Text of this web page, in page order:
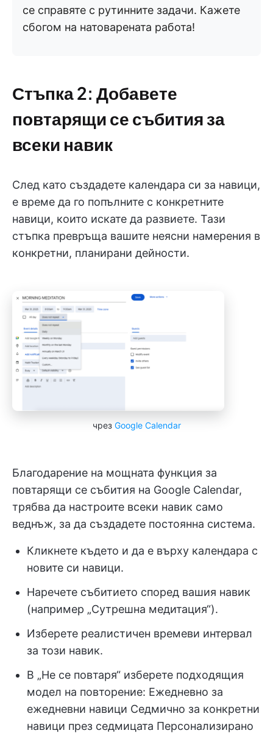
се справяте с рутинните задачи. Кажете
сбогом на натоварената работа!
Стъпка 2: Добавете
повтарящи се събития за
всеки навик
След като създадете календара си за навици,
е време да го попълните с конкретните
навици, които искате да развиете. Тази
стъпка превръща вашите неясни намерения в
конкретни, планирани дейности.
чрез Google Calendar
Благодарение на мощната функция за
повтарящи се събития на Google Calendar,
трябва да настроите всеки навик само
веднъж, за да създадете постоянна система.
Кликнете където и да е върху календара с
новите си навици.
Наречете събитието според вашия навик
(например „Сутрешна медитация“).
Изберете реалистичен времеви интервал
за този навик.
В „Не се повтаря“ изберете подходящия
модел на повторение: Ежедневно за
ежедневни навици Седмично за конкретни
навици през седмицата Персонализирано